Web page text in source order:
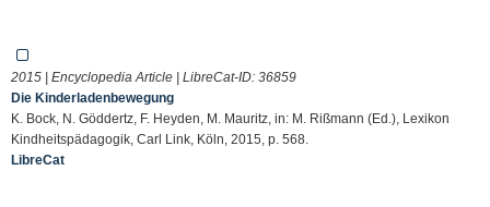
2015 | Encyclopedia Article | LibreCat-ID: 36859
Die Kinderladenbewegung
K. Bock, N. Göddertz, F. Heyden, M. Mauritz, in: M. Rißmann (Ed.), Lexikon
Kindheitspädagogik, Carl Link, Köln, 2015, p. 568.
LibreCat